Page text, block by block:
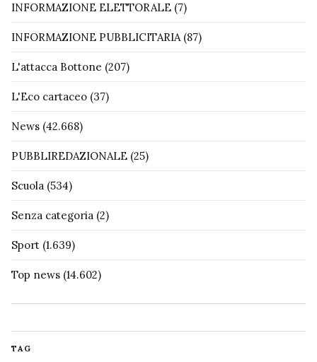
INFORMAZIONE ELETTORALE (7)
INFORMAZIONE PUBBLICITARIA(87)
L'attacca Bottone (207)
L'Eco cartaceo (37)
News (42.668)
PUBBLIREDAZIONALE (25)
Scuola (534)
Senza categoria (2)
Sport (1.639)
Top news (14.602)
TAG